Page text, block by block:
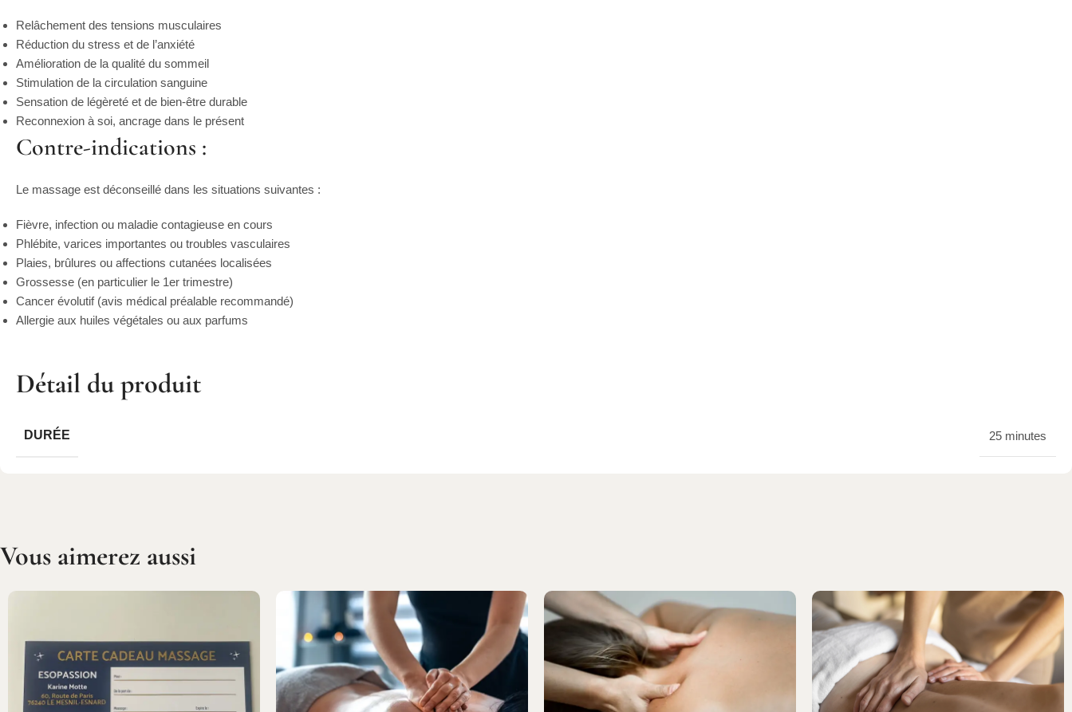
Détail du produit
DURÉE 25 minutes
Relâchement des tensions musculaires
Réduction du stress et de l’anxiété
Amélioration de la qualité du sommeil
Stimulation de la circulation sanguine
Sensation de légèreté et de bien-être durable
Reconnexion à soi, ancrage dans le présent
Contre-indications :
Le massage est déconseillé dans les situations suivantes :
Fièvre, infection ou maladie contagieuse en cours
Phlébite, varices importantes ou troubles vasculaires
Plaies, brûlures ou affections cutanées localisées
Grossesse (en particulier le 1er trimestre)
Cancer évolutif (avis médical préalable recommandé)
Allergie aux huiles végétales ou aux parfums
Vous aimerez aussi